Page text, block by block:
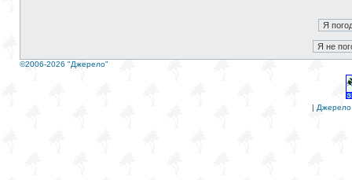
©2006-2026 "Джерело"
| Джерело